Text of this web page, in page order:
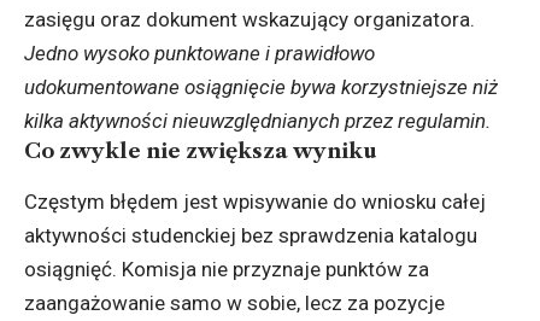
zasięgu oraz dokument wskazujący organizatora.
Jedno wysoko punktowane i prawidłowo
udokumentowane osiągnięcie bywa korzystniejsze niż
kilka aktywności nieuwzględnianych przez regulamin.
Co zwykle nie zwiększa wyniku
Częstym błędem jest wpisywanie do wniosku całej
aktywności studenckiej bez sprawdzenia katalogu
osiągnięć. Komisja nie przyznaje punktów za
zaangażowanie samo w sobie, lecz za pozycje